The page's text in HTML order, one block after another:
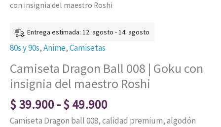
con insignia del maestro Roshi
Entrega estimada: 12. agosto - 14. agosto
80s y 90s,Anime,Camisetas
Camiseta Dragon Ball 008 | Goku con
insignia del maestro Roshi
$39.900-$49.900
Camiseta Dragon ball 008, calidad premium, algodón